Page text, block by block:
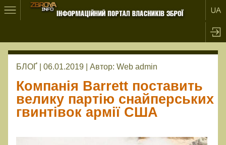
БЛОҐ | 06.01.2019 | Автор: Web admin
Компанія Barrett поставить
велику партію снайперських
гвинтівок армії США